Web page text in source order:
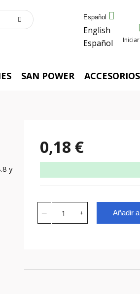
Español
English
Español
SAN POWER ACCESORIOS
y
0,18 €
Añadir